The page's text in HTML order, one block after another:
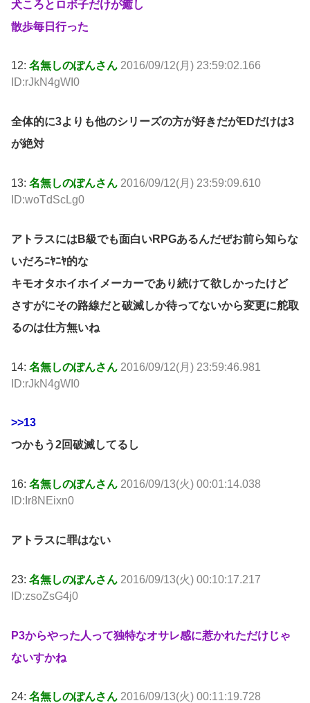
犬ころとロボ子だけが癒し
散歩毎日行った
12: 名無しのぽんさん 2016/09/12(月) 23:59:02.166
ID:rJkN4gWI0
全体的に3よりも他のシリーズの方が好きだがEDだけは3
が絶対
13: 名無しのぽんさん 2016/09/12(月) 23:59:09.610
ID:woTdScLg0
アトラスにはB級でも面白いRPGあるんだぜお前ら知らな
いだろﾆﾔﾆﾔ的な
キモオタホイホイメーカーであり続けて欲しかったけど
さすがにその路線だと破滅しか待ってないから変更に舵取
るのは仕方無いね
14: 名無しのぽんさん 2016/09/12(月) 23:59:46.981
ID:rJkN4gWI0
>>13
つかもう2回破滅してるし
16: 名無しのぽんさん 2016/09/13(火) 00:01:14.038
ID:Ir8NEixn0
アトラスに罪はない
23: 名無しのぽんさん 2016/09/13(火) 00:10:17.217
ID:zsoZsG4j0
P3からやった人って独特なオサレ感に惹かれただけじゃ
ないすかね
24: 名無しのぽんさん 2016/09/13(火) 00:11:19.728